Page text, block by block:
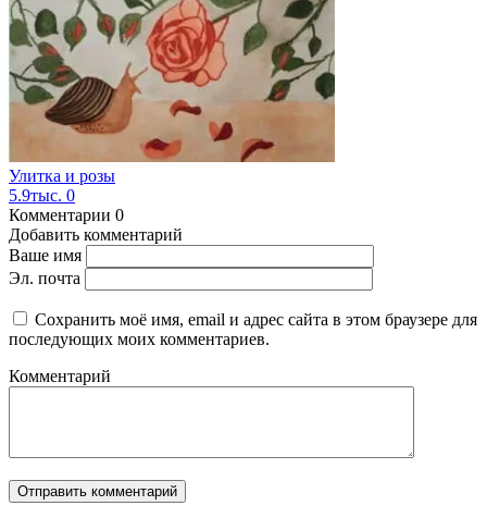
Улитка и розы
5.9тыс. 0
Комментарии 0
Добавить комментарий
Ваше имя
Эл. почта
Сохранить моё имя, email и адрес сайта в этом браузере для
последующих моих комментариев.
Комментарий